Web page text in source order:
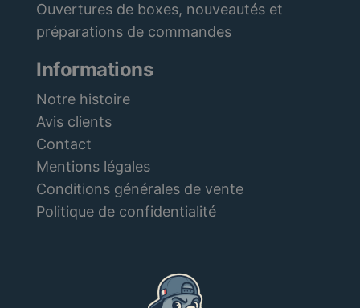
Ouvertures de boxes, nouveautés et
préparations de commandes
Informations
Notre histoire
Avis clients
Contact
Mentions légales
Conditions générales de vente
Politique de confidentialité